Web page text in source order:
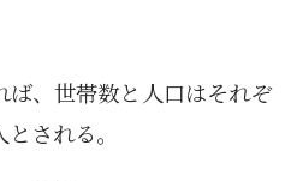
ば、世帯数と人口はそれぞ
される。